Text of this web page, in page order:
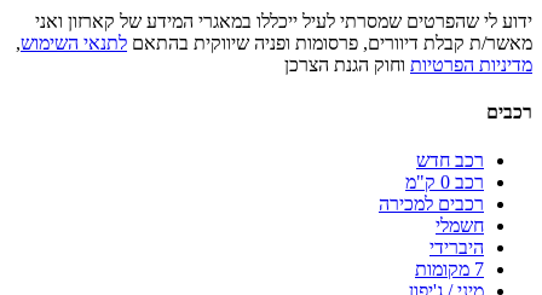
ידוע לי שהפרטים שמסרתי לעיל ייכללו במאגרי המידע של קארזון ואני
מאשר/ת קבלת דיוורים, פרסומות ופניה שיווקית בהתאם לתנאי השימוש,
מדיניות הפרטיות וחוק הגנת הצרכן
רכבים
רכב חדש
רכב 0 ק"מ
רכבים למכירה
חשמלי
היברידי
7 מקומות
מיני / ג'יפון